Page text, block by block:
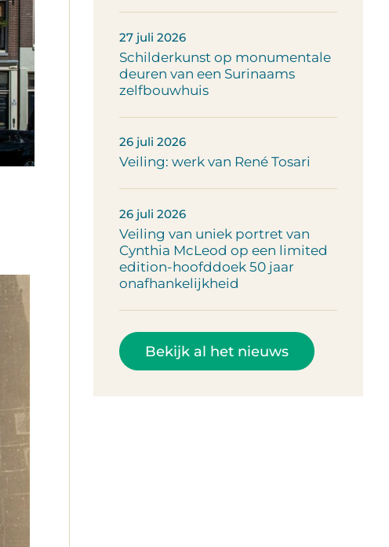
27 juli 2026
Schilderkunst op monumentale
deuren van een Surinaams
zelfbouwhuis
26 juli 2026
Veiling: werk van René Tosari
26 juli 2026
Veiling van uniek portret van
Cynthia McLeod op een limited
edition-hoofddoek 50 jaar
onafhankelijkheid
Bekijk al het nieuws